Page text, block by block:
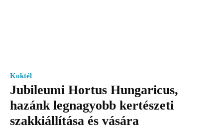
Koktél
Jubileumi Hortus Hungaricus,
hazánk legnagyobb kertészeti
szakkiállítása és vására